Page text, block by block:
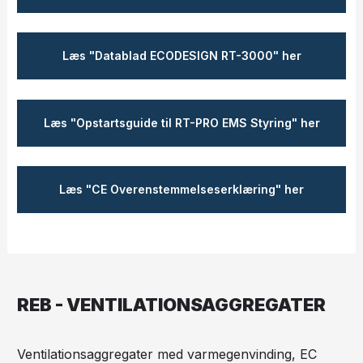
​Læs "Datablad ECODESIGN RT-3000" her
​Læs "Opstartsguide til RT-PRO EMS Styring" her
​Læs "CE Overenstemmelseserklæring" her
REB - VENTILATIONSAGGREGATER​
Ventilationsaggregater med varmegenvinding, EC